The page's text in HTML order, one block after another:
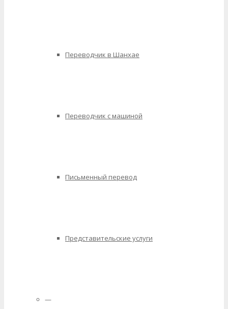
Переводчик в Шанхае
Переводчик с машиной
Письменный перевод
Представительские услуги
—